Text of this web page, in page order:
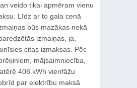
veido tikai apmēram vienu
Līdz ar to gala cenā
būs mazākas nekā
izmaiņas, ja,
citas izmaksas. Pēc
mājsaimniecība,
408 kWh vienfāžu
par elektrību maksā